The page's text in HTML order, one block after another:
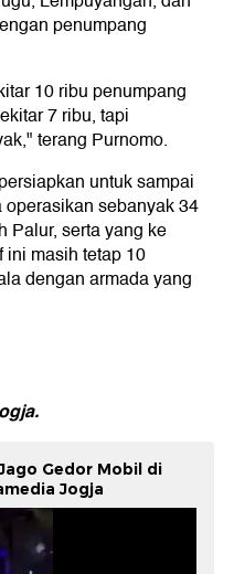
penumpang
10 ribu penumpang
7 ribu, tapi
terang Purnomo.
untuk sampai
sebanyak 34
Palur, serta yang ke
ini masih tetap 10
dengan armada yang
Gedor Mobil di
Jogja